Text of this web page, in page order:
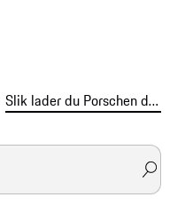
Slik lader du Porschen din i utlandet